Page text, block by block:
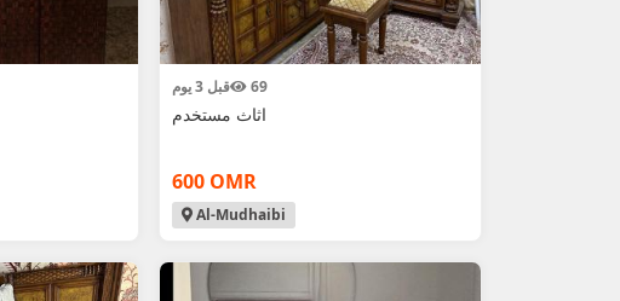
قبل 3 يوم 69
اثاث مستخدم
600 OMR
Al-Mudhaibi